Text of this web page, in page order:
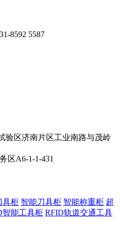
8592 5587
验区济南片区工业南路与茂岭
区A6-1-1-431
具柜 智能刀具柜 智能称重柜 超
智能工具柜 RFID轨道交通工具